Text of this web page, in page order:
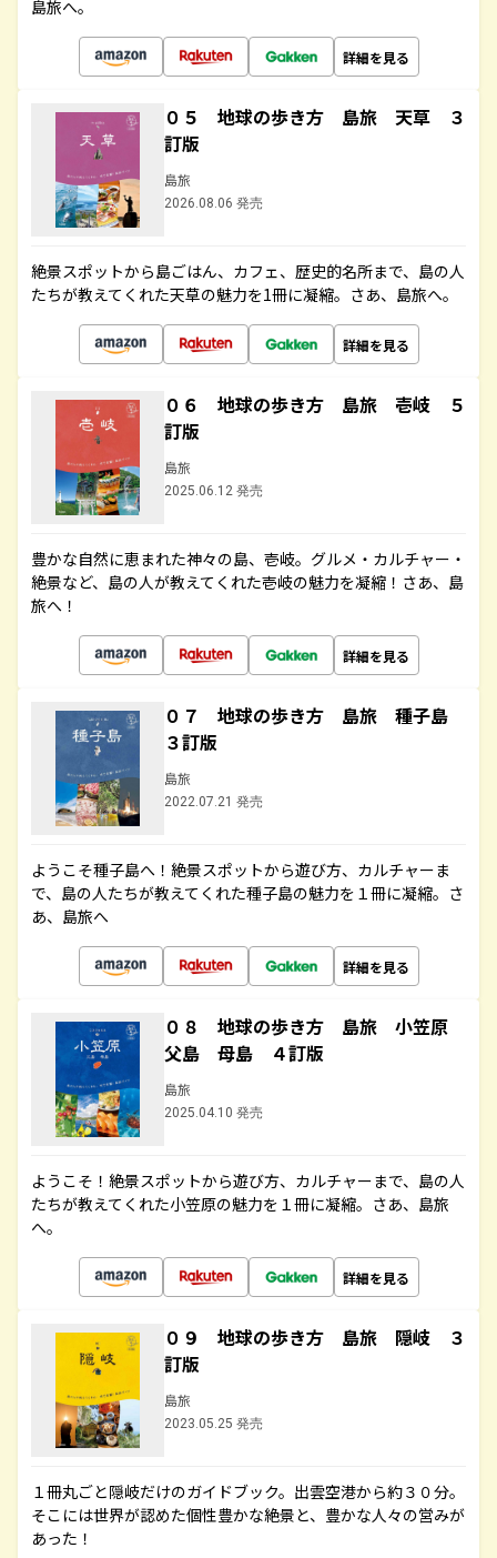
島旅へ。
詳細を見る
０５ 地球の歩き方 島旅 天草 ３
訂版
島旅
2026.08.06 発売
絶景スポットから島ごはん、カフェ、歴史的名所まで、島の人
たちが教えてくれた天草の魅力を1冊に凝縮。さあ、島旅へ。
詳細を見る
０６ 地球の歩き方 島旅 壱岐 ５
訂版
島旅
2025.06.12 発売
豊かな自然に恵まれた神々の島、壱岐。グルメ・カルチャー・
絶景など、島の人が教えてくれた壱岐の魅力を凝縮！さあ、島
旅へ！
詳細を見る
０７ 地球の歩き方 島旅 種子島
３訂版
島旅
2022.07.21 発売
ようこそ種子島へ！絶景スポットから遊び方、カルチャーま
で、島の人たちが教えてくれた種子島の魅力を１冊に凝縮。さ
あ、島旅へ
詳細を見る
０８ 地球の歩き方 島旅 小笠原
父島 母島 ４訂版
島旅
2025.04.10 発売
ようこそ！絶景スポットから遊び方、カルチャーまで、島の人
たちが教えてくれた小笠原の魅力を１冊に凝縮。さあ、島旅
へ。
詳細を見る
０９ 地球の歩き方 島旅 隠岐 ３
訂版
島旅
2023.05.25 発売
１冊丸ごと隠岐だけのガイドブック。出雲空港から約３０分。
そこには世界が認めた個性豊かな絶景と、豊かな人々の営みが
あった！